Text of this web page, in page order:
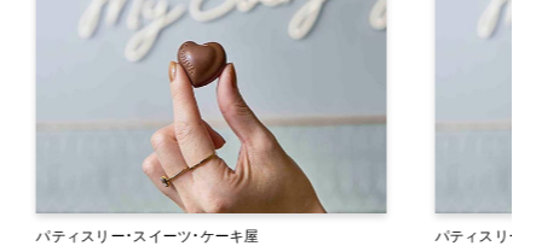
パティスリー・スイーツ・ケーキ屋 パティスリー・